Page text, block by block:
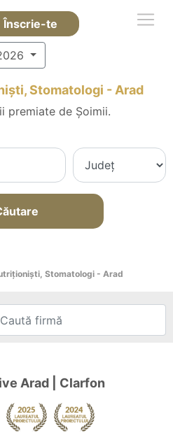
Înscrie-te
Stomatologi - Arad
premiate de Șoimii.
Stomatologi - Arad
Arad | Clarfon